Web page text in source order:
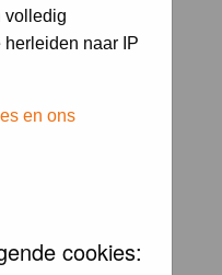
volledig
naar IP
en ons
cookies:
een competitie voor
bepaald door de
kunnen onder